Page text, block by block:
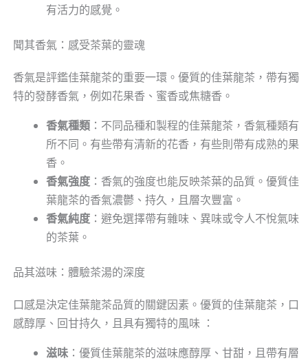
有活力的感覺。
聞其香氣：感受茶葉的靈魂
香氣是評鑑佳葉龍茶的重要一環。優質的佳葉龍茶，帶有獨
特的發酵香氣，例如花果香、蜜香或焦糖香。
香氣種類：不同品種和製程的佳葉龍茶，香氣種類有
所不同。有些帶有清新的花香，有些則帶有成熟的果
香。
香氣強度：香氣的強度也能反映茶葉的品質。優質佳
葉龍茶的香氣濃鬱、持久，且層次豐富。
香氣純度：避免選擇帶有雜味、異味或令人不悅氣味
的茶葉。
品其滋味：體驗茶湯的深度
口感是決定佳葉龍茶品質的關鍵因素。優質的佳葉龍茶，口
感醇厚、回甘持久，且具有獨特的風味 ：
滋味：優質佳葉龍茶的滋味應醇厚、甘甜，且帶有層